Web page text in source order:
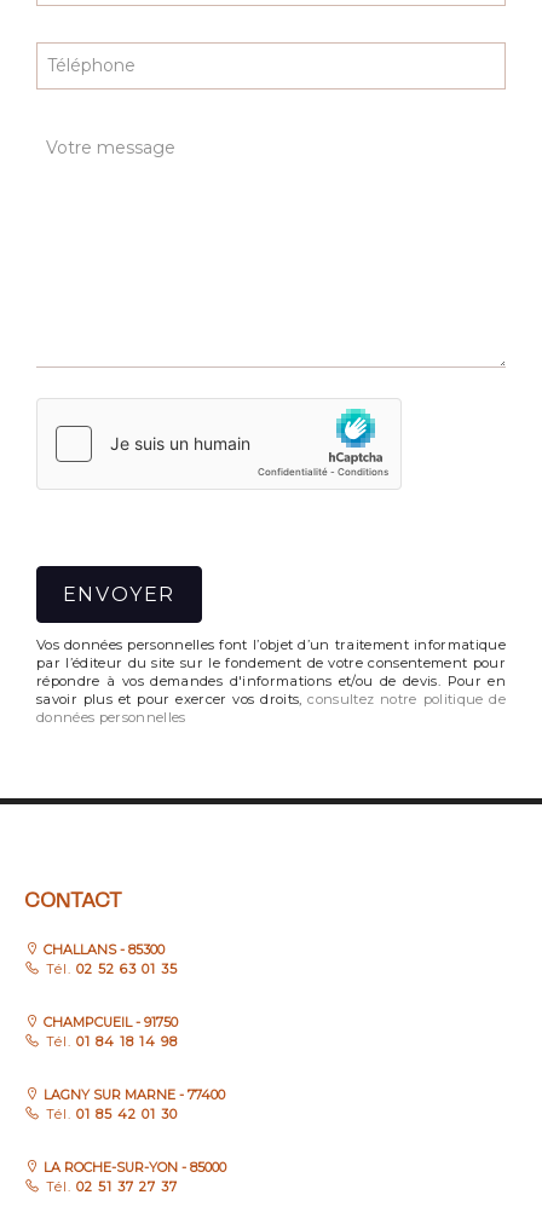
Vos données personnelles font l’objet d’un traitement informatique
par l’éditeur du site sur le fondement de votre consentement pour
répondre à vos demandes d'informations et/ou de devis. Pour en
savoir plus et pour exercer vos droits,consultez notre politique de
données personnelles
CONTACT
CHALLANS - 85300
Tél. 02 52 63 01 35
CHAMPCUEIL - 91750
Tél. 01 84 18 14 98
LAGNY SUR MARNE - 77400
Tél. 01 85 42 01 30
LA ROCHE-SUR-YON - 85000
Tél. 02 51 37 27 37